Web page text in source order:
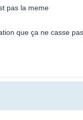
pas la meme
que ça ne casse